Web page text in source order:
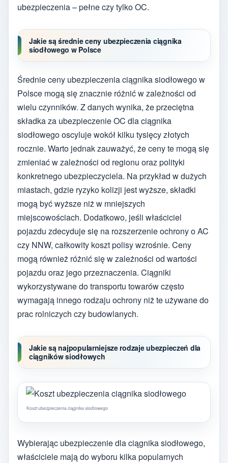
ubezpieczenia – pełne czy tylko OC.
Jakie są średnie ceny ubezpieczenia ciągnika
siodłowego w Polsce
Średnie ceny ubezpieczenia ciągnika siodłowego w
Polsce mogą się znacznie różnić w zależności od
wielu czynników. Z danych wynika, że przeciętna
składka za ubezpieczenie OC dla ciągnika
siodłowego oscyluje wokół kilku tysięcy złotych
rocznie. Warto jednak zauważyć, że ceny te mogą się
zmieniać w zależności od regionu oraz polityki
konkretnego ubezpieczyciela. Na przykład w dużych
miastach, gdzie ryzyko kolizji jest wyższe, składki
mogą być wyższe niż w mniejszych
miejscowościach. Dodatkowo, jeśli właściciel
pojazdu zdecyduje się na rozszerzenie ochrony o AC
czy NNW, całkowity koszt polisy wzrośnie. Ceny
mogą również różnić się w zależności od wartości
pojazdu oraz jego przeznaczenia. Ciągniki
wykorzystywane do transportu towarów często
wymagają innego rodzaju ochrony niż te używane do
prac rolniczych czy budowlanych.
Jakie są najpopularniejsze rodzaje ubezpieczeń dla
ciągników siodłowych
Koszt ubezpieczenia ciągnika siodłowego
Wybierając ubezpieczenie dla ciągnika siodłowego,
właściciele mają do wyboru kilka popularnych